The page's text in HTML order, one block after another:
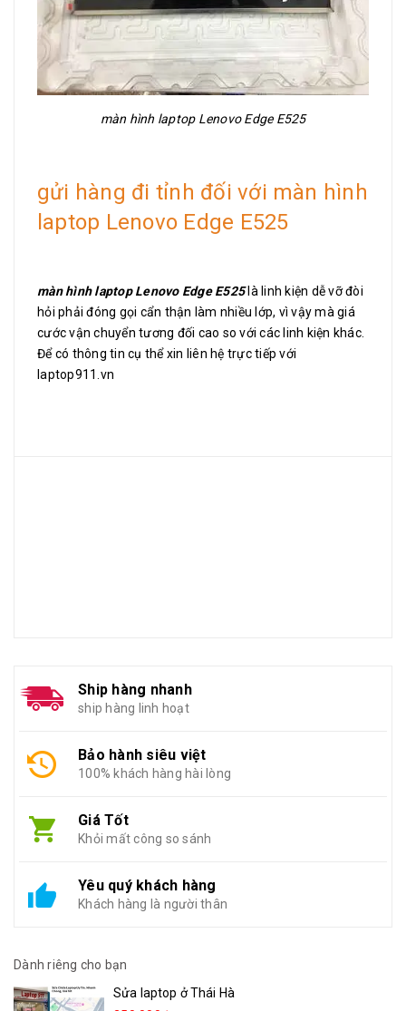
màn hình laptop Lenovo Edge E525
gửi hàng đi tỉnh đối với màn hình
laptop Lenovo Edge E525
màn hình laptop Lenovo Edge E525 là linh kiện dễ vỡ đòi
hỏi phải đóng gọi cẩn thận làm nhiều lớp, vì vậy mà giá
cước vận chuyển tương đối cao so với các linh kiện khác.
Để có thông tin cụ thể xin liên hệ trực tiếp với
laptop911.vn
Ship hàng nhanh
ship hàng linh hoạt
Bảo hành siêu việt
100% khách hàng hài lòng
Giá Tốt
Khỏi mất công so sánh
Yêu quý khách hàng
Khách hàng là người thân
Dành riêng cho bạn
Sửa laptop ở Thái Hà